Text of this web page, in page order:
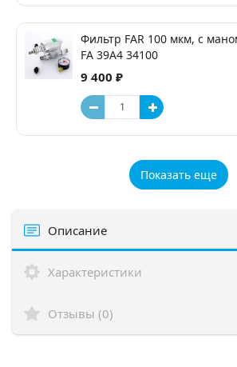
Фильтр FAR 100 мкм, с
FA 39A4 34100
9 400 ₽
Показать еще
Описание
Характеристики
Отзывы (0)